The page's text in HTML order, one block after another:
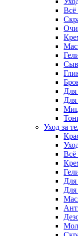
Всё
Для
Для
Уход за
Всё
Для
Для